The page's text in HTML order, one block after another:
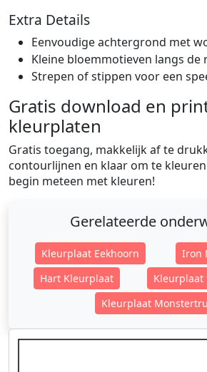
Extra Details
Eenvoudige achtergrond met
Kleine bloemmotieven langs de
Strepen of stippen voor een
Gratis download en
kleurplaten
Gratis toegang, makkelijk af te
contourlijnen en klaar om te
begin meteen met kleuren!
Gerelateerde
Kleurplaat Eekhoorn
Iron
Hart Kleurplaat
Kleurplaat
Kleurplaat